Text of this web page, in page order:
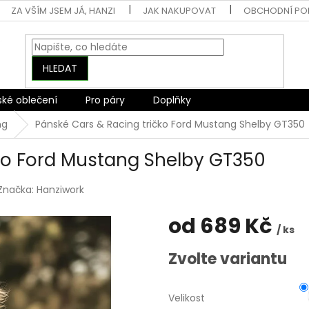
ZA VŠÍM JSEM JÁ, HANZI JAK NAKUPOVAT OBCHODNÍ
HLEDAT
oblečení Pro páry
Doplňky
Pánské Cars & Racing tričko Ford Mustang Shelby GT350
Ford Mustang Shelby GT350
Hanziwork
od 689 Kč / ks
Měrná
cena:
Zvolte variantu
Velikost